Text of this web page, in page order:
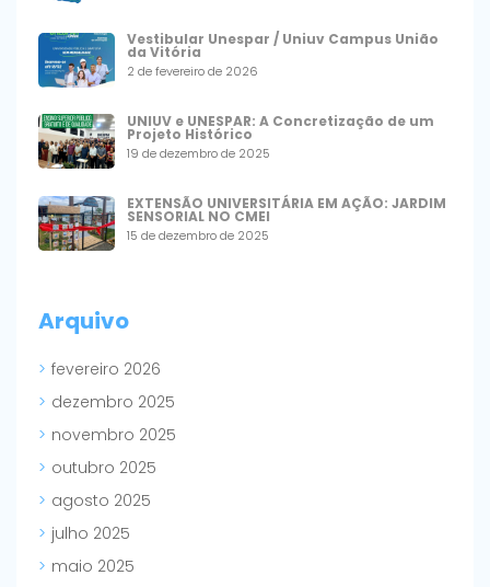
Vestibular Unespar / Uniuv Campus União
da Vitória
2 de fevereiro de 2026
UNIUV e UNESPAR: A Concretização de um
Projeto Histórico
19 de dezembro de 2025
EXTENSÃO UNIVERSITÁRIA EM AÇÃO: JARDIM
SENSORIAL NO CMEI
15 de dezembro de 2025
Arquivo
fevereiro 2026
dezembro 2025
novembro 2025
outubro 2025
agosto 2025
julho 2025
maio 2025